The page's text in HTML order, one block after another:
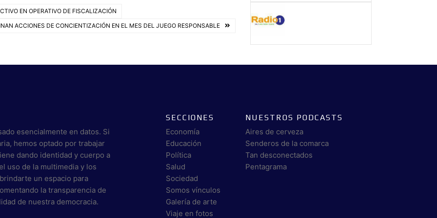
EN OPERATIVO DE FISCALIZACIÓN
ACCIONES DE CONCIENTIZACIÓN EN EL MES DEL JUEGO RESPONSABLE
esencialmente en datos. Si
hemos optado por trabajar
dando identidad y cuerpo a
uso de la multimedia y los
un espacio para
la transparencia de
de nuestra democracia.
SECCIONES
Economía
Educación
Política
Salud
Sociedad
Somos vínculos
Galería de arte
Viaje en fotos
NUESTROS PODCASTS
Aires de cerveza
Senderos de la comarca
Tan desconectados
Pentagrama